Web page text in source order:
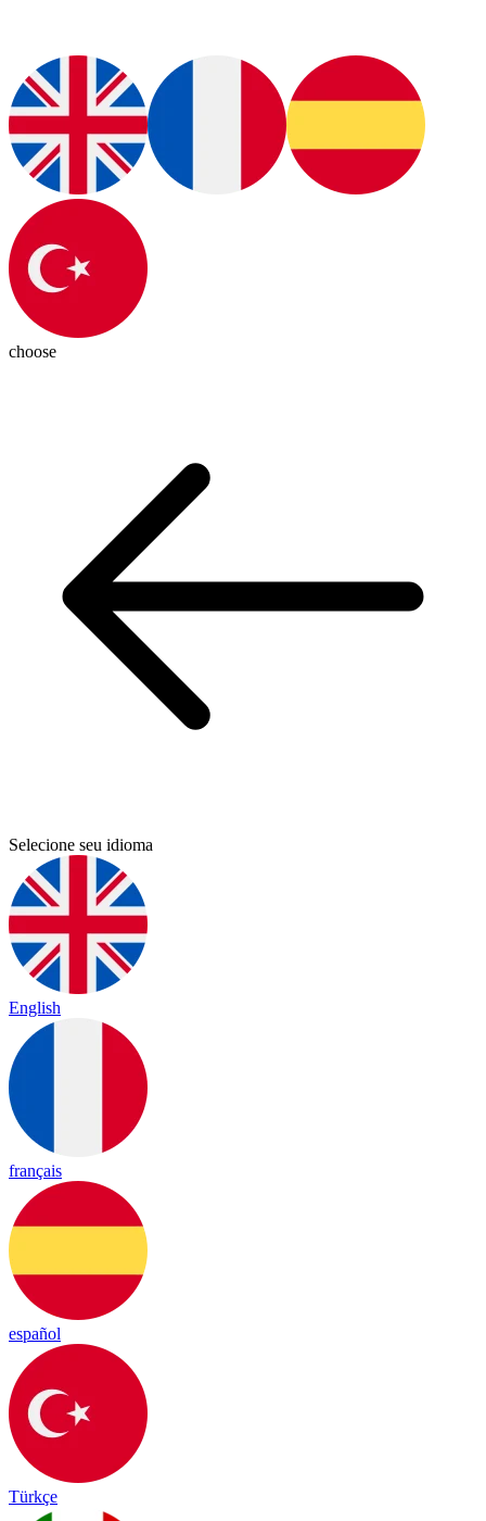
choose
Selecione seu idioma
English
français
español
Türkçe